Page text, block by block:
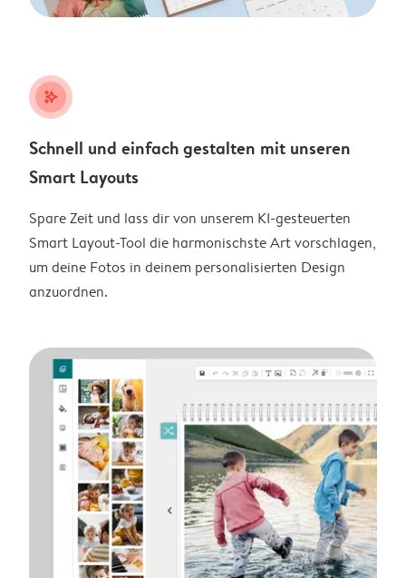
stars_plus
Schnell und einfach gestalten mit unseren
Smart Layouts
Spare Zeit und lass dir von unserem KI-gesteuerten
Smart Layout-Tool die harmonischste Art vorschlagen,
um deine Fotos in deinem personalisierten Design
anzuordnen.